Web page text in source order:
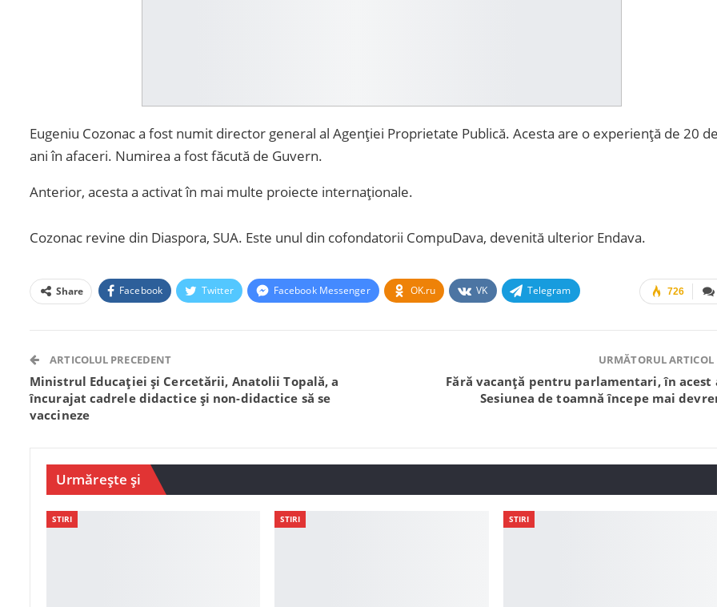
Eugeniu Cozonac a fost numit director general al Agenției Proprietate Publică. Acesta are o experiență de 20 de
ani în afaceri. Numirea a fost făcută de Guvern.
Anterior, acesta a activat în mai multe proiecte internaționale.
Cozonac revine din Diaspora, SUA. Este unul din cofondatorii CompuDava, devenită ulterior Endava.
726
Share Facebook Twitter Facebook Messenger OK.ru VK Telegram
ARTICOLUL PRECEDENT
Ministrul Educației și Cercetării, Anatolii Topală, a
încurajat cadrele didactice și non-didactice să se
vaccineze
URMĂTORUL ARTICOL
Fără vacanță pentru parlamentari, în acest
Sesiunea de toamnă începe mai
Urmărește și
STIRI STIRI STIRI